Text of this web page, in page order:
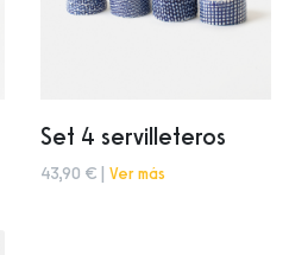
Set 4 servilleteros
43,90 € | Ver más